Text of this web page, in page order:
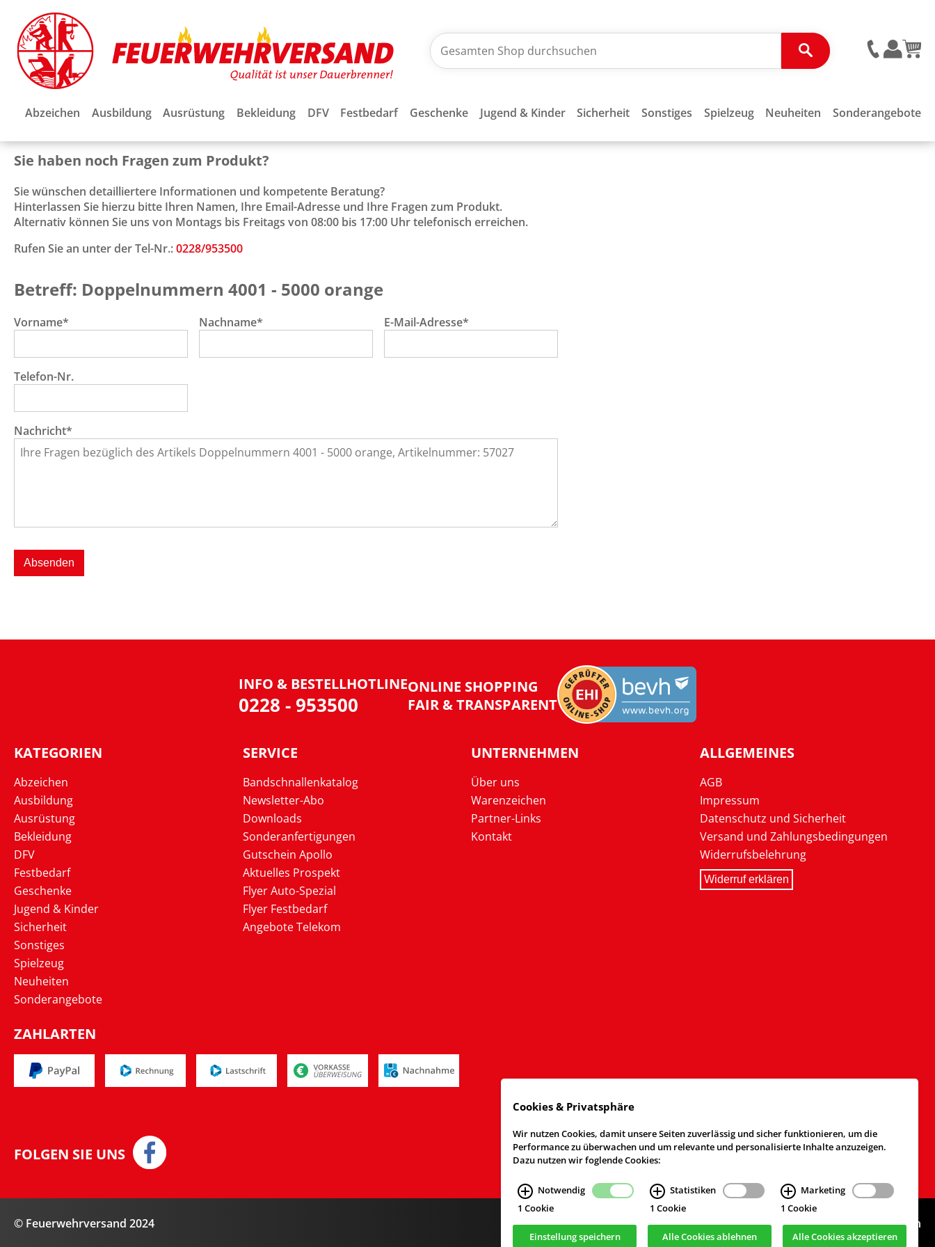
Abzeichen Ausbildung Ausrüstung Bekleidung DFV Festbedarf Geschenke Jugend & Kinder Sicherheit Sonstiges Spielzeug Neuheiten Sonderangebote
Sie haben noch Fragen zum Produkt?
Sie wünschen detailliertere Informationen und kompetente Beratung?
Hinterlassen Sie hierzu bitte Ihren Namen, Ihre Email-Adresse und Ihre Fragen zum Produkt.
Alternativ können Sie uns von Montags bis Freitags von 08:00 bis 17:00 Uhr telefonisch erreichen.
Rufen Sie an unter der Tel-Nr.:0228/953500
Betreff: Doppelnummern 4001 - 5000 orange
Vorname* Nachname* E-Mail-Adresse*
Telefon-Nr.
Nachricht*
Absenden
INFO & BESTELLHOTLINE
0228 - 953500
ONLINE SHOPPING
FAIR & TRANSPARENT
KATEGORIEN
Abzeichen
Ausbildung
Ausrüstung
Bekleidung
DFV
Festbedarf
Geschenke
Jugend & Kinder
Sicherheit
Sonstiges
Spielzeug
Neuheiten
Sonderangebote
SERVICE
Bandschnallenkatalog
Newsletter-Abo
Downloads
Sonderanfertigungen
Gutschein Apollo
Aktuelles Prospekt
Flyer Auto-Spezial
Flyer Festbedarf
Angebote Telekom
UNTERNEHMEN
Über uns
Warenzeichen
Partner-Links
Kontakt
ALLGEMEINES
AGB
Impressum
Datenschutz und Sicherheit
Versand und Zahlungsbedingungen
Widerrufsbelehrung
Widerruf erklären
ZAHLARTEN
FOLGEN SIE UNS
© Feuerwehrversand 2024 Webdesign & Realisierungcekom GmbH, Köln
Cookies & Privatsphäre
Wir nutzen Cookies, damit unsere Seiten zuverlässig und sicher funktionieren, um die
Performance zu überwachen und um relevante und personalisierte Inhalte anzuzeigen.
Dazu nutzen wir foglende Cookies:
Notwendig
1 Cookie
Statistiken
1 Cookie
Marketing
1 Cookie
Einstellung speichern Alle Cookies ablehnen Alle Cookies akzeptieren